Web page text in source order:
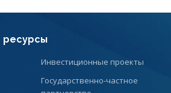
Инвестиционные проекты
Государственно-частное